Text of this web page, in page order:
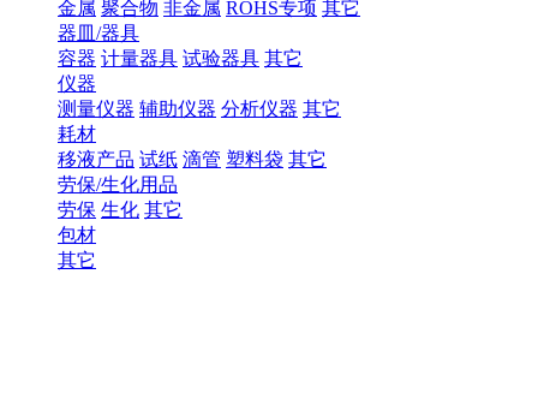
金属 聚合物 非金属 ROHS专项 其它
器皿/器具
容器 计量器具 试验器具 其它
仪器
测量仪器 辅助仪器 分析仪器 其它
耗材
移液产品 试纸 滴管 塑料袋 其它
劳保/生化用品
劳保 生化 其它
包材
其它